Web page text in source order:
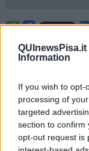
QUInewsPisa.it
Information
If you wish to
processing of
targeted
section to confirm
opt-out request is
PISA —Costruito
Sant’Ermete è
effettuato molti
e pedoni: cartelloni
delle fronde, pulizia
migliore visibilità
Mercoledì 21